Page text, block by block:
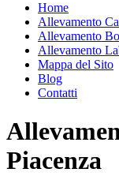
Home
Allevamento
Allevamento
Allevamento
Mappa del Sito
Blog
Contatti
Piacenza